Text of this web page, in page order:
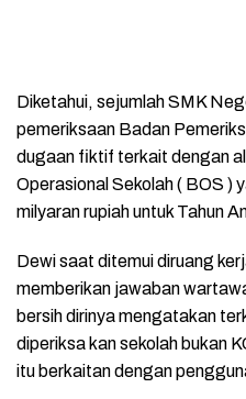
Diketahui, sejumlah SMK
pemeriksaan Badan
dugaan fiktif terkait dengan
Operasional Sekolah ( BOS )
milyaran rupiah untuk Tahun
Dewi saat ditemui diruang
memberikan jawaban
bersih dirinya mengatakan
diperiksa kan sekolah bukan
itu berkaitan dengan